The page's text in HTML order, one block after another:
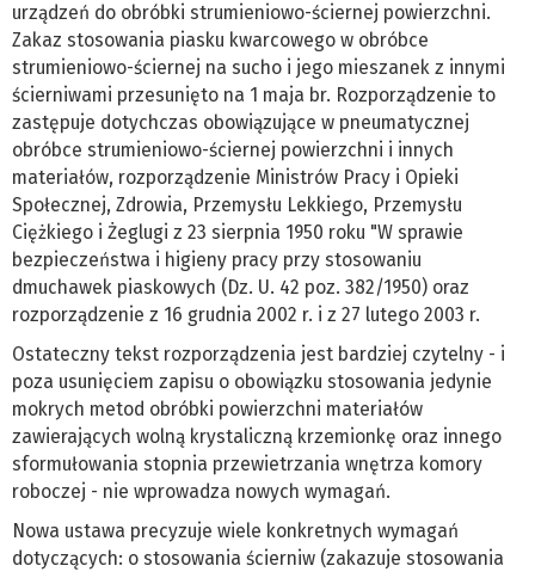
urządzeń do obróbki strumieniowo-ściernej powierzchni.
Zakaz stosowania piasku kwarcowego w obróbce
strumieniowo-ściernej na sucho i jego mieszanek z innymi
ścierniwami przesunięto na 1 maja br. Rozporządzenie to
zastępuje dotychczas obowiązujące w pneumatycznej
obróbce strumieniowo-ściernej powierzchni i innych
materiałów, rozporządzenie Ministrów Pracy i Opieki
Społecznej, Zdrowia, Przemysłu Lekkiego, Przemysłu
Ciężkiego i Żeglugi z 23 sierpnia 1950 roku "W sprawie
bezpieczeństwa i higieny pracy przy stosowaniu
dmuchawek piaskowych (Dz. U. 42 poz. 382/1950) oraz
rozporządzenie z 16 grudnia 2002 r. i z 27 lutego 2003 r.
Ostateczny tekst rozporządzenia jest bardziej czytelny - i
poza usunięciem zapisu o obowiązku stosowania jedynie
mokrych metod obróbki powierzchni materiałów
zawierających wolną krystaliczną krzemionkę oraz innego
sformułowania stopnia przewietrzania wnętrza komory
roboczej - nie wprowadza nowych wymagań.
Nowa ustawa precyzuje wiele konkretnych wymagań
dotyczących: o stosowania ścierniw (zakazuje stosowania